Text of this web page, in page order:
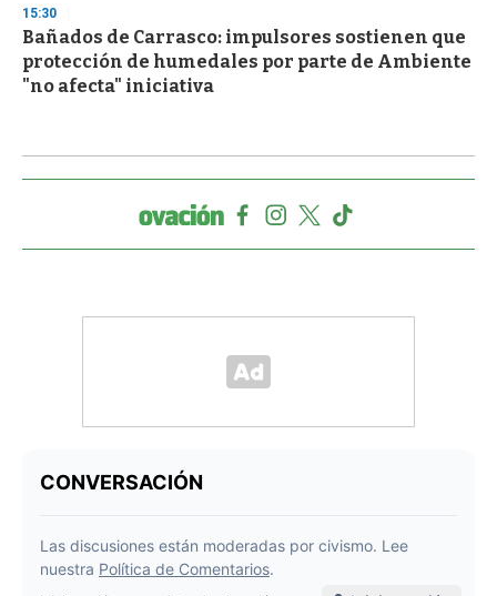
15:30
Bañados de Carrasco: impulsores sostienen que
protección de humedales por parte de Ambiente
"no afecta" iniciativa